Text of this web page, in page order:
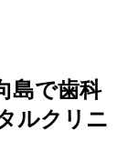
島で歯科
ルクリニ